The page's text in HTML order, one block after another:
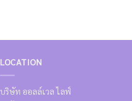
LOCATION
บริษัท ออลล์เวล ไลฟ์